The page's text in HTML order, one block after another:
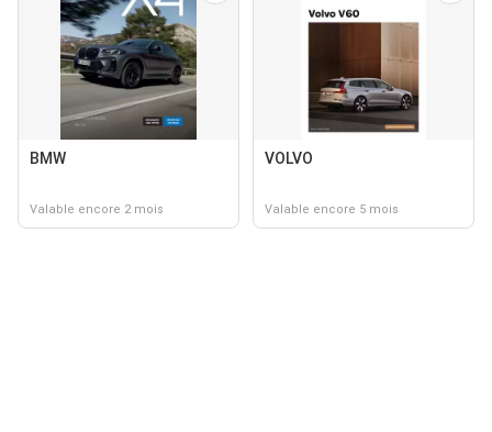
BMW
Valable encore 2 mois
VOLVO
Valable encore 5 mois